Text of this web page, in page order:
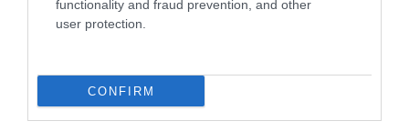
functionality and fraud prevention, and other
user protection.
CONFIRM
A Cesarina elmondása szerint egy ilyen alkalom
legfőképp az előkészítési munkálatokban szoktak
segíteni, miközben a piacon vásárolt sajtokból,